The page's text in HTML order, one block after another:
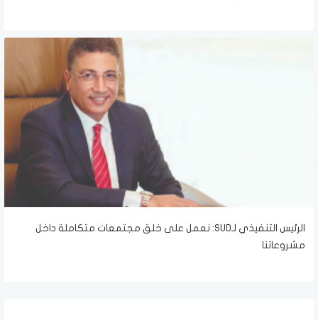
الرئيس التنفيذي لـSUD: نعمل على خلق مجتمعات متكاملة داخل
مشروعاتنا